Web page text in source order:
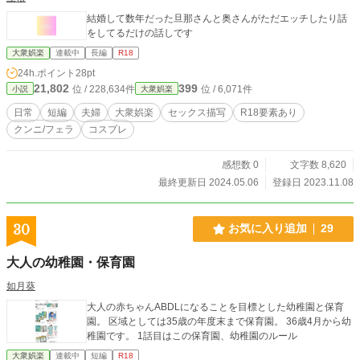
結婚して数年だった旦那さんと奥さんがただエッチしたり話
をしてるだけの話しです
大衆娯楽 連載中 長編 R18
24h.ポイント 28pt
小説 21,802 位 / 228,634件 大衆娯楽 399 位 / 6,071件
日常 短編 夫婦 大衆娯楽 セックス描写
R18要素あり
クンニ/フェラ
コスプレ
感想数 0
文字数 8,620
最終更新日 2024.05.06
登録日 2023.11.08
30 お気に入り追加 29
大人の幼稚園・保育園
如月葵
大人の赤ちゃんABDLになることを目標とした幼稚園と保育
園。 区域としては35歳の年度末まで保育園。 36歳4月から幼
稚園です。 1話目はこの保育園、幼稚園のルール
大衆娯楽 連載中 短編 R18